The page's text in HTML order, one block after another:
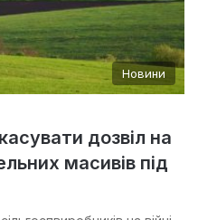
Новини
дозвіл на
масивів під